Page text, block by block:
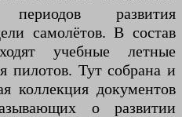
развития
самолётов. В состав
учебные летные
пилотов. Тут собрана и
коллекция документов
о развитии